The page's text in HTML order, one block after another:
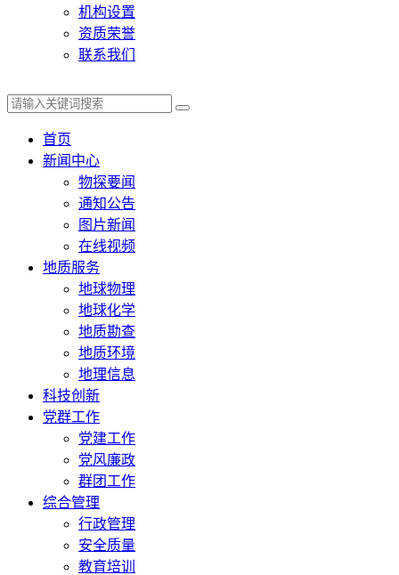
机构设置
资质荣誉
联系我们
首页
新闻中心
物探要闻
通知公告
图片新闻
在线视频
地质服务
地球物理
地球化学
地质勘查
地质环境
地理信息
科技创新
党群工作
党建工作
党风廉政
群团工作
综合管理
行政管理
安全质量
教育培训